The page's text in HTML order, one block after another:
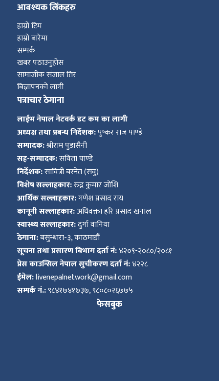
आबश्यक लिंकहरु
हाम्रो टिम
हाम्रो बारेमा
सम्पर्क
खबर पठाउनुहोस
सामाजीक संजाल तिर
बिज्ञापनको लागी
पत्राचार ठेगाना
लाईभ नेपाल नेटवर्क डट कम का लागी
अध्यक्ष तथा प्रबन्ध निर्देशक:पुष्कर राज पाण्डे
सम्पादक:श्रीराम पुडासैनी
सह-सम्पादक:सविता पाण्डे
निर्देशक:सावित्री बस्नेत (सवु)
विशेष सल्लाहकार:रुद्र कुमार जोशि
आर्थिक सल्लाहकार:गणेश प्रसाद राय
कानूनी सल्लाहकार:अधिवक्ता हरि प्रसाद खनाल
स्वास्थ्य सल्लाहकार:दुर्गा वानिया
ठेगाना:बसुन्धारा-३, काठमाडौं
सूचना तथा प्रसारण बिभाग दर्ता नं:४२०९-२०८०/२०८१
प्रेस काउन्सिल नेपाल सुचीकरण दर्ता नं:४२२८
ईमेल:livenepalnetwork@gmail.com
सम्पर्क नं.:९८४१७४१७३७, ९८०८०२६७७५
फेसबुक